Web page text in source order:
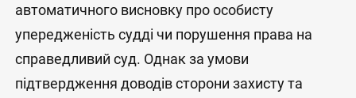
автоматичного висновку про особисту
упередженість судді чи порушення права на
справедливий суд. Однак за умови
підтвердження доводів сторони захисту та